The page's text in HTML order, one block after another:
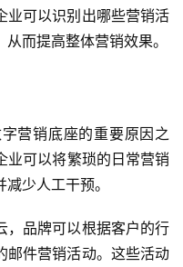
业可以识别出哪些营销活
而提高整体营销效果。
营销底座的重要原因之
业可以将繁琐的日常营销
少人工干预。
，品牌可以根据客户的行
邮件营销活动。这些活动